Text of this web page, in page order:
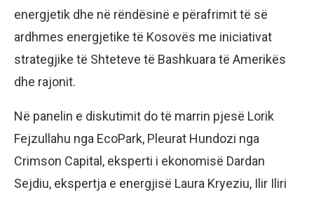
energjetik dhe në rëndësinë e përafrimit të së
ardhmes energjetike të Kosovës me iniciativat
strategjike të Shteteve të Bashkuara të Amerikës
dhe rajonit.
Në panelin e diskutimit do të marrin pjesë Lorik
Fejzullahu nga EcoPark, Pleurat Hundozi nga
Crimson Capital, eksperti i ekonomisë Dardan
Sejdiu, ekspertja e energjisë Laura Kryeziu, Ilir Iliri